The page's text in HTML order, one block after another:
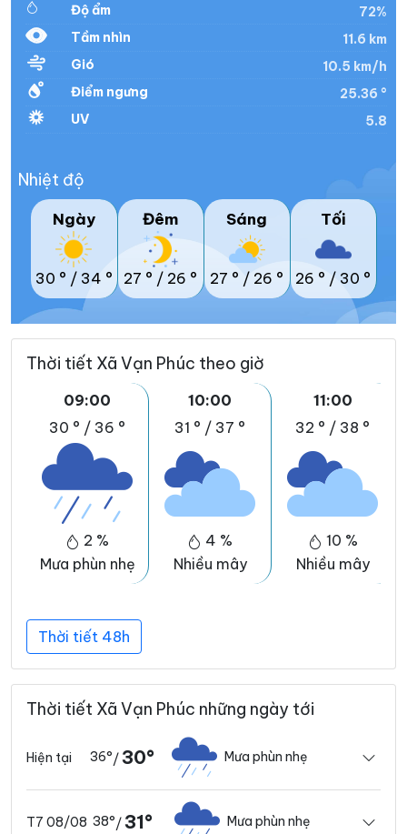
Độ ẩm
72%
Tầm nhìn
11.6 km
Gió
10.5 km/h
Điểm ngưng
25.36 °
UV
5.8
Nhiệt độ
Ngày
30 ° / 34 °
Đêm
27 ° / 26 °
Sáng
27 ° / 26 °
Tối
26 ° / 30 °
Thời tiết Xã Vạn Phúc theo giờ
09:00
30 ° / 36 °
2 %
Mưa phùn nhẹ
10:00
31 ° / 37 °
4 %
Nhiều mây
11:00
32 ° / 38 °
10 %
Nhiều mây
Thời tiết 48h
Thời tiết Xã Vạn Phúc những ngày tới
Hiện tại 36°/30° Mưa phùn nhẹ
T7 08/08 38°/31° Mưa phùn nhẹ